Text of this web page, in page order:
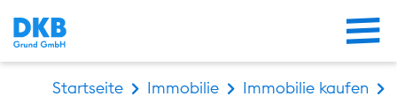
Startseite Immobilie
Immobilie kaufen